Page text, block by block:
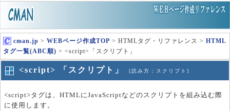
cman.jp > WEBページ作成TOP > HTMLタグ・リファレンス > HTML
タグ一覧(ABC順) > <script>「スクリプト」
<script> 「スクリプト」 [読み方：スクリプト]
<script>タグは、HTMLにJavaScriptなどのスクリプトを組み込む際
に使用します。